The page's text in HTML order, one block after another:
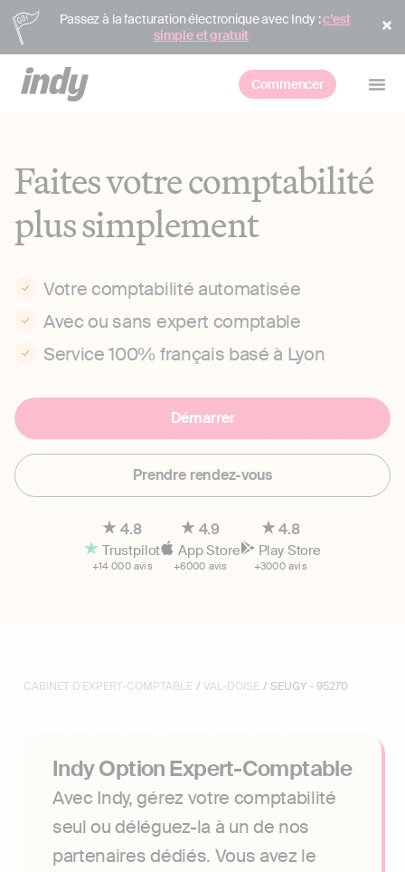
Passez à la facturation électronique avec Indy :c’est
simple et gratuit
Commencer
Faites votre comptabilité
plus simplement
Votre comptabilité automatisée
Avec ou sans expert comptable
Service 100% français basé à Lyon
Démarrer
Prendre rendez-vous
4.8
Trustpilot
+14 000 avis
4.9
App Store
+6000 avis
4.8
Play Store
+3000 avis
CABINET D'EXPERT-COMPTABLE / VAL-DOISE / SEUGY - 95270
Indy Option Expert-Comptable
Avec Indy, gérez votre comptabilité
seul ou déléguez-la à un de nos
partenaires dédiés. Vous avez le